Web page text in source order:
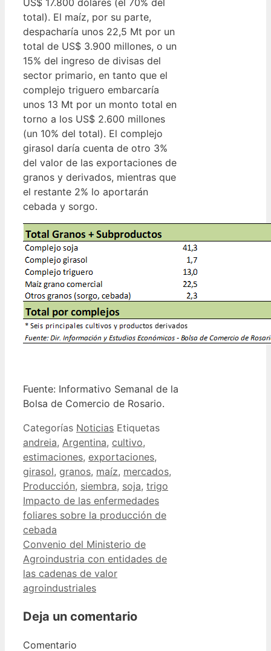
total). El maíz, por su parte,
despacharía unos 22,5 Mt por un
total de US$ 3.900 millones, o un
15% del ingreso de divisas del
sector primario, en tanto que el
complejo triguero embarcaría
unos 13 Mt por un monto total en
torno a los US$ 2.600 millones
(un 10% del total). El complejo
girasol daría cuenta de otro 3%
del valor de las exportaciones de
granos y derivados, mientras que
el restante 2% lo aportarán
cebada y sorgo.
Fuente: Informativo Semanal de la
Bolsa de Comercio de Rosario.
Categorías Noticias Etiquetas
andreia, Argentina, cultivo,
estimaciones, exportaciones,
girasol, granos, maíz, mercados,
Producción, siembra, soja, trigo
Impacto de las enfermedades
foliares sobre la producción de
cebada
Convenio del Ministerio de
Agroindustria con entidades de
las cadenas de valor
agroindustriales
Deja un comentario
Comentario